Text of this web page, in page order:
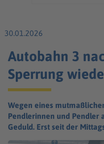
30.01.2026
Autobahn 3
Sperrung
Wegen eines
Pendlerinnen und Pendler
Geduld. Erst seit der